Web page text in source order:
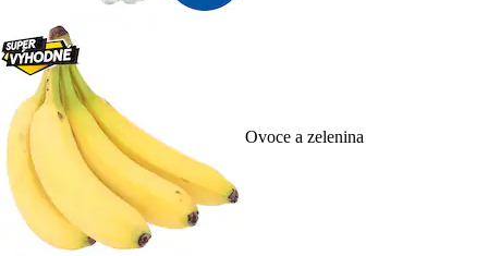
Ovoce a zelenina